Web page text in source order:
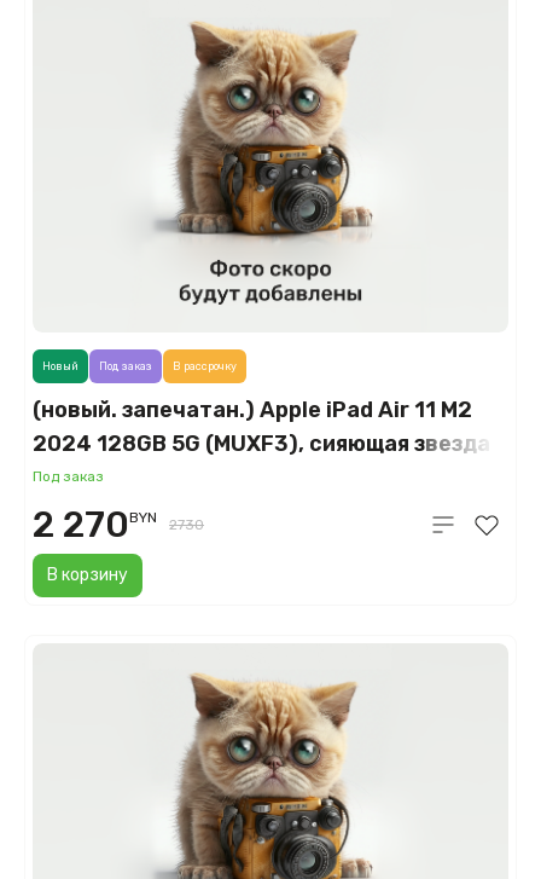
(новый. запечатан.) Apple iPad Air 11 M2
2024 128GB 5G (MUXF3), сияющая звезда
(Starlight)
Под заказ
В корзину
Новый Под заказ В рассрочку
2 270BYN 2730